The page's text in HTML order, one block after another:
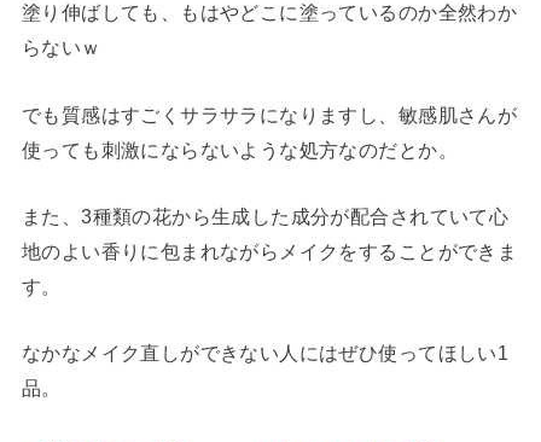
塗り伸ばしても、もはやどこに塗っているのか全然わか
らないｗ
でも質感はすごくサラサラになりますし、敏感肌さんが
使っても刺激にならないような処方なのだとか。
また、3種類の花から生成した成分が配合されていて心
地のよい香りに包まれながらメイクをすることができま
す。
なかなメイク直しができない人にはぜひ使ってほしい1
品。